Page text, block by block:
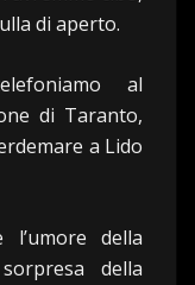
di aperto.
al
di Taranto,
a Lido
della
della